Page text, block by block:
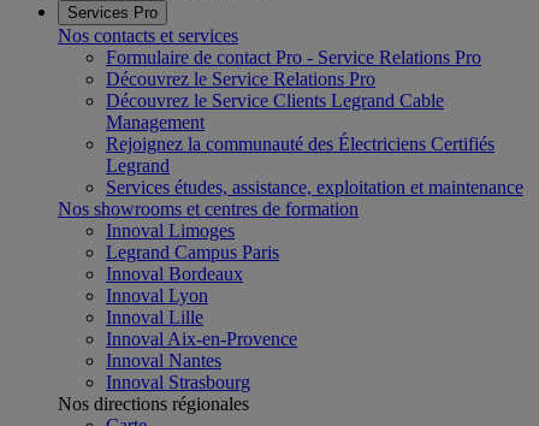
Services Pro
Nos contacts et services
Formulaire de contact Pro - Service Relations Pro
Découvrez le Service Relations Pro
Découvrez le Service Clients Legrand Cable
Management
Rejoignez la communauté des Électriciens Certifiés
Legrand
Services études, assistance, exploitation et maintenance
Nos showrooms et centres de formation
Innoval Limoges
Legrand Campus Paris
Innoval Bordeaux
Innoval Lyon
Innoval Lille
Innoval Aix-en-Provence
Innoval Nantes
Innoval Strasbourg
Nos directions régionales